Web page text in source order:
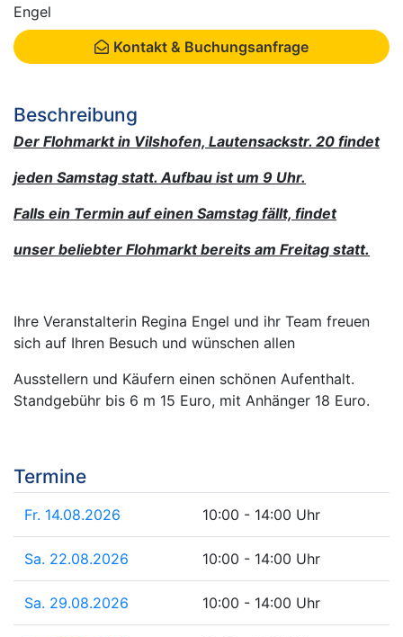
Engel
Kontakt & Buchungsanfrage
Beschreibung
Der Flohmarkt in Vilshofen, Lautensackstr. 20 findet
jeden Samstag statt. Aufbau ist um 9 Uhr.
Falls ein Termin auf einen Samstag fällt, findet
unser beliebter Flohmarkt bereits am Freitag statt.
Ihre Veranstalterin Regina Engel und ihr Team freuen
sich auf Ihren Besuch und wünschen allen
Ausstellern und Käufern einen schönen Aufenthalt.
Standgebühr bis 6 m 15 Euro, mit Anhänger 18 Euro.
Termine
Fr. 14.08.2026 10:00 - 14:00 Uhr
Sa. 22.08.2026 10:00 - 14:00 Uhr
Sa. 29.08.2026 10:00 - 14:00 Uhr